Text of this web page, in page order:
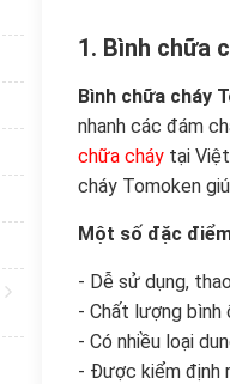
1. Bình chữa
Bình chữa cháy
nhanh các đám
chữa cháytại Việt
cháy Tomoken
Một số đặc
- Dễ sử dụng,
- Chất lượng bình
- Có nhiều loại
- Được kiểm định